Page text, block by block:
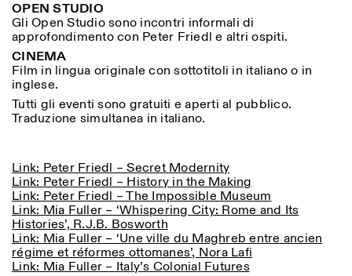
OPEN STUDIO
Gli Open Studio sono incontri informali di
approfondimento con Peter Friedl e altri ospiti.
CINEMA
Film in lingua originale con sottotitoli in italiano o in
inglese.
Tutti gli eventi sono gratuiti e aperti al pubblico.
Traduzione simultanea in italiano.
Link: Peter Friedl – Secret Modernity
Link: Peter Friedl – History in the Making
Link: Peter Friedl – The Impossible Museum
Link: Mia Fuller – ‘Whispering City: Rome and Its
Histories’, R.J.B. Bosworth
Link: Mia Fuller – ‘Une ville du Maghreb entre ancien
régime et réformes ottomanes’, Nora Lafi
Link: Mia Fuller – Italy’s Colonial Futures